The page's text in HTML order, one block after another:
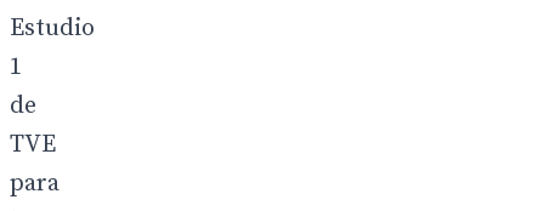
Estudio
1
de
TVE
para